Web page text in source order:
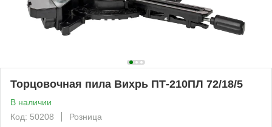
Торцовочная пила Вихрь ПТ-210ПЛ 72/18/5
В наличии
Код: 50208
Розница